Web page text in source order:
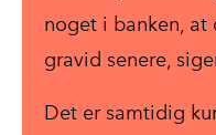
noget i banken, at
gravid senere,
Det er samtidig